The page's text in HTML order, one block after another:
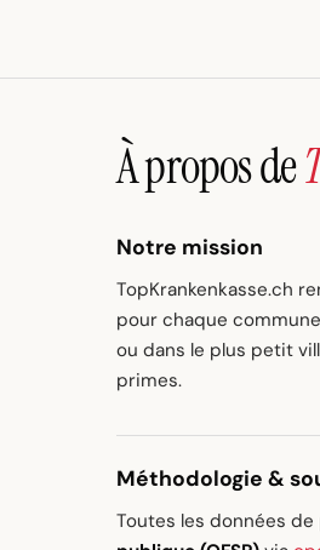
À propos de
Notre mission
TopKrankenkasse.ch
pour chaque
ou dans le plus petit
primes.
Méthodologie &
Toutes les données